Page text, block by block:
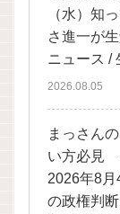
（水）知
さ進一が
ニュース /
2026.08.05
まっさん
い方必見
2026年8
の政権判